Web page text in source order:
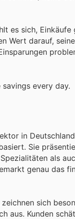
es sich,
Wert darauf,
every day.
in
Sie
als
genau das
sich
aus. Kunden